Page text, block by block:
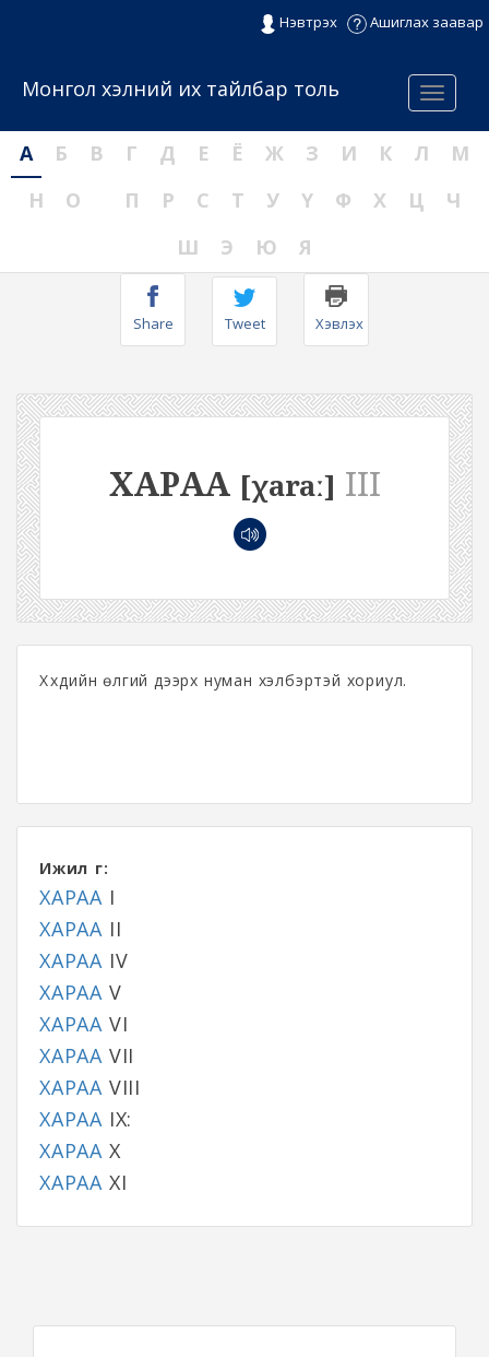
Нэвтрэх Ашиглах заавар
Menu
Монгол хэлний их тайлбар толь
А Б В Г Д Е Ё Ж З И К Л
М
Н
О П Р С Т У Ү Ф Х Ц
Ч
Ш
Э Ю Я
Share Tweet Хэвлэх
ХАРАА [χaraː] III
Хүүхдийн өлгий дээрх нуман хэлбэртэй хориул.
Ижил үг:
ХАРАА I
ХАРАА II
ХАРАА IV
ХАРАА V
ХАРАА VI
ХАРАА VII
ХАРАА VIII
ХАРАА IX:
ХАРАА X
ХАРАА XI